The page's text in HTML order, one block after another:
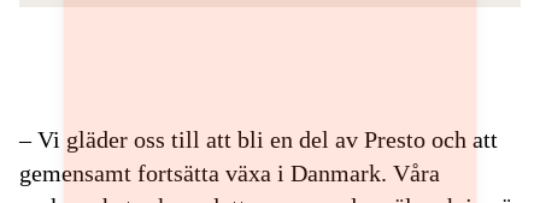
– Vi gläder oss till att bli en del av Presto och att
gemensamt fortsätta växa i Danmark. Våra